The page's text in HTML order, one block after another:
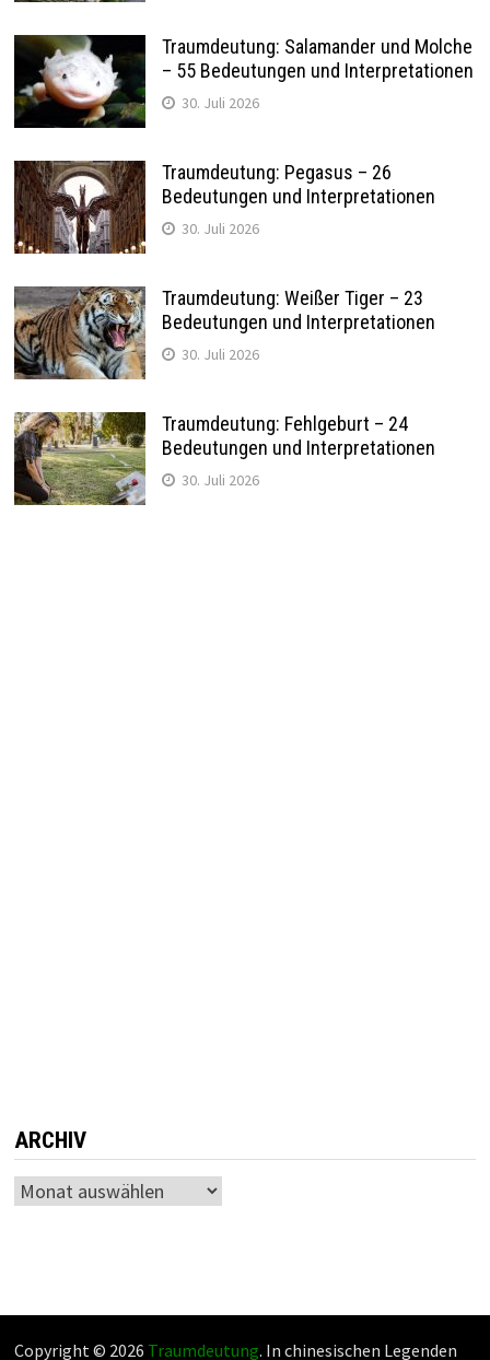
Traumdeutung: Salamander und Molche
– 55 Bedeutungen und Interpretationen
30. Juli 2026
Traumdeutung: Pegasus – 26
Bedeutungen und Interpretationen
30. Juli 2026
Traumdeutung: Weißer Tiger – 23
Bedeutungen und Interpretationen
30. Juli 2026
Traumdeutung: Fehlgeburt – 24
Bedeutungen und Interpretationen
30. Juli 2026
ARCHIV
Archiv
Copyright © 2026 Traumdeutung. In chinesischen Legenden